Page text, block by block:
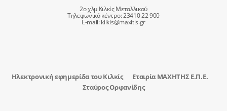
2ο χλμ Κιλκίς Μεταλλικού
Τηλεφωνικό κέντρο: 23410 22 900
E-mail:kilkis@maxitis.gr
Ηλεκτρονική εφημερίδα του Κιλκίς
Εταιρία ΜΑΧΗΤΗΣ Ε.Π.Ε.
Σταύρος Ορφανίδης